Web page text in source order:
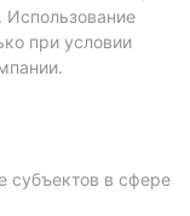
Использование
при условии
субъектов в сфере